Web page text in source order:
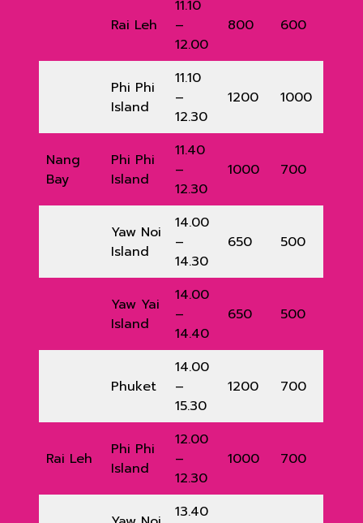
Rai Leh
11.10
–
12.00
800 600
Phi Phi
Island
11.10
–
12.30
1200 1000
Nang
Bay
Phi Phi
Island
11.40
–
12.30
1000 700
Yaw Noi
Island
14.00
–
14.30
650 500
Yaw Yai
Island
14.00
–
14.40
650 500
Phuket
14.00
–
15.30
1200 700
Rai Leh
Phi Phi
Island
12.00
–
12.30
1000 700
13.40